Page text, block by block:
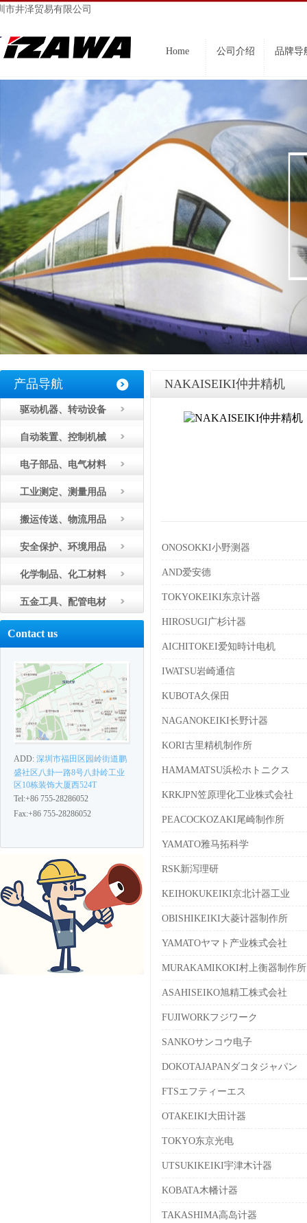
市井泽贸易有限公司
Home 公司介绍 品牌导
产品导航
驱动机器、转动设备
自动装置、控制机械
电子部品、电气材料
工业测定、测量用品
搬运传送、物流用品
安全保护、环境用品
化学制品、化工材料
五金工具、配管电材
Contact us
ADD: 深圳市福田区园岭街道鹏
盛社区八卦一路8号八卦岭工业
区10栋装饰大厦西524T
Tel:+86 755-28286052
Fax:+86 755-28286052
NAKAISEIKI仲井精机
ONOSOKKI小野测器
AND爱安德
TOKYOKEIKI东京计器
HIROSUGI广杉计器
AICHITOKEI爱知時计电机
IWATSU岩崎通信
KUBOTA久保田
NAGANOKEIKI长野计器
KORI古里精机制作所
HAMAMATSU浜松ホトニクス
KRKJPN笠原理化工业株式会社
PEACOCKOZAKI尾崎制作所
YAMATO雅马拓科学
RSK新泻理研
KEIHOKUKEIKI京北计器工业
OBISHIKEIKI大菱计器制作所
YAMATOヤマト产业株式会社
MURAKAMIKOKI村上衡器制作所
ASAHISEIKO旭精工株式会社
FUJIWORKフジワーク
SANKOサンコウ电子
DOKOTAJAPANダコタジャパン
FTSエフティーエス
OTAKEIKI大田计器
TOKYO东京光电
UTSUKIKEIKI宇津木计器
KOBATA木幡计器
TAKASHIMA高岛计器